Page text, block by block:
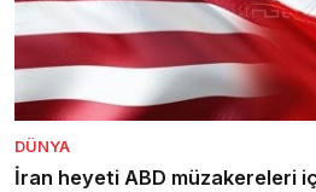
DÜNYA
İran heyeti ABD müzakereleri